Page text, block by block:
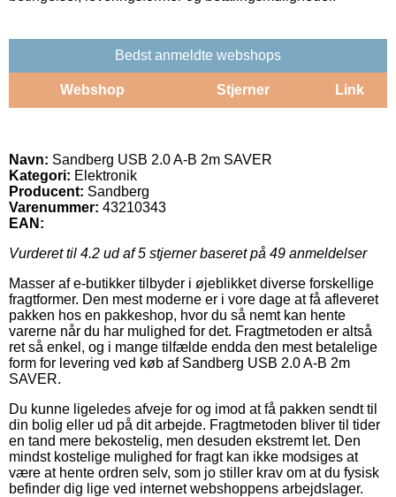
Bedst anmeldte webshops
Webshop Stjerner Link
Navn: Sandberg USB 2.0 A-B 2m SAVER
Kategori: Elektronik
Producent: Sandberg
Varenummer: 43210343
EAN:
Vurderet til 4.2 ud af 5 stjerner baseret på 49 anmeldelser
Masser af e-butikker tilbyder i øjeblikket diverse forskellige
fragtformer. Den mest moderne er i vore dage at få afleveret
pakken hos en pakkeshop, hvor du så nemt kan hente
varerne når du har mulighed for det. Fragtmetoden er altså
ret så enkel, og i mange tilfælde endda den mest betalelige
form for levering ved køb af Sandberg USB 2.0 A-B 2m
SAVER.
Du kunne ligeledes afveje for og imod at få pakken sendt til
din bolig eller ud på dit arbejde. Fragtmetoden bliver til tider
en tand mere bekostelig, men desuden ekstremt let. Den
mindst kostelige mulighed for fragt kan ikke modsiges at
være at hente ordren selv, som jo stiller krav om at du fysisk
befinder dig lige ved internet webshoppens arbejdslager.